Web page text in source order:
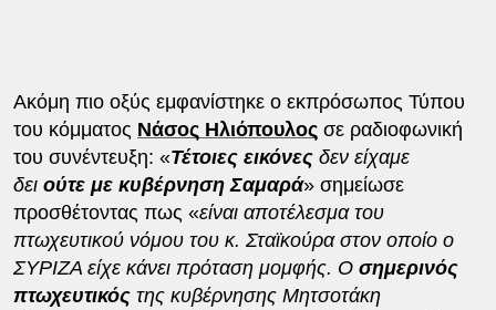
Ακόμη πιο οξύς εμφανίστηκε ο εκπρόσωπος Τύπου
του κόμματος Νάσος Ηλιόπουλοςσε ραδιοφωνική
του συνέντευξη: «Τέτοιες εικόνεςδεν είχαμε
δει ούτε με κυβέρνηση Σαμαρά» σημείωσε
προσθέτοντας πως «είναι αποτέλεσμα του
πτωχευτικού νόμου του κ. Σταϊκούρα στον οποίο ο
ΣΥΡΙΖΑ είχε κάνει πρόταση μομφής. Ο σημερινός
πτωχευτικόςτης κυβέρνησης Μητσοτάκη